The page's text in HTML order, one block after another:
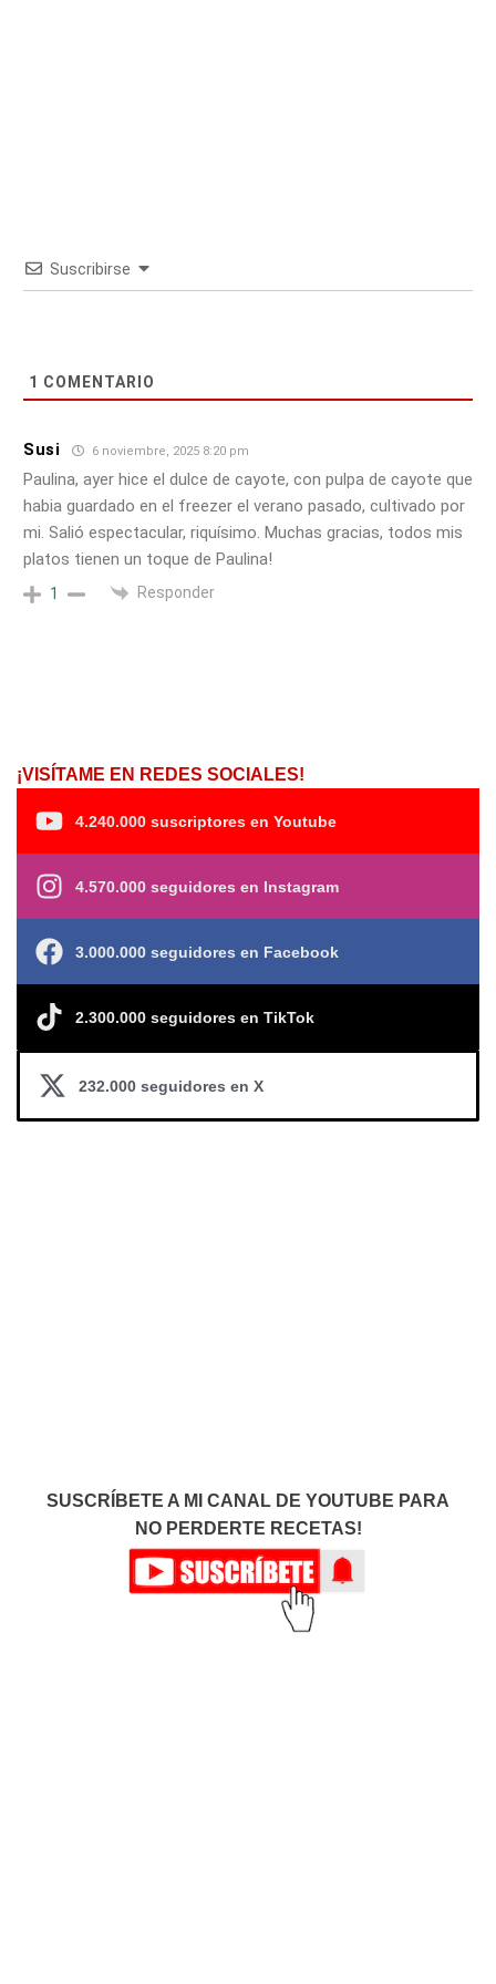
Suscribirse
1 COMENTARIO
Susi 6 noviembre, 2025 8:20 pm
Paulina, ayer hice el dulce de cayote, con pulpa de cayote que
habia guardado en el freezer el verano pasado, cultivado por
mi. Salió espectacular, riquísimo. Muchas gracias, todos mis
platos tienen un toque de Paulina!
1 Responder
¡VISÍTAME EN REDES SOCIALES!
4.240.000 suscriptores en Youtube
4.570.000 seguidores en Instagram
3.000.000 seguidores en Facebook
2.300.000 seguidores en TikTok
232.000 seguidores en X
SUSCRÍBETE A MI CANAL DE YOUTUBE PARA
NO PERDERTE RECETAS!